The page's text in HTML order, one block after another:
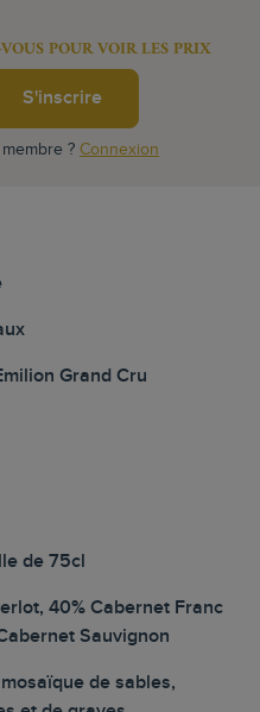
POUR VOIR LES PRIX
S'inscrire
membre ? Connexion
Grand Cru
de 75cl
40% Cabernet Franc
Sauvignon
de sables,